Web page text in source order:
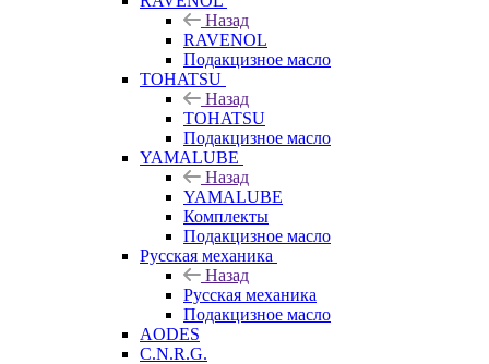
Назад
RAVENOL
Подакцизное масло
TOHATSU
Назад
TOHATSU
Подакцизное масло
YAMALUBE
Назад
YAMALUBE
Комплекты
Подакцизное масло
Русская механика
Назад
Русская механика
Подакцизное масло
AODES
C.N.R.G.